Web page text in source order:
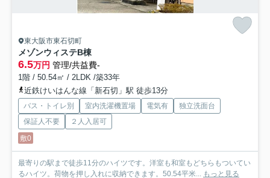
東大阪市東石切町
メゾンウィステB棟
6.5万円 管理/共益費-
1階 / 50.54㎡ / 2LDK /築33年
近鉄けいはんな線「新石切」駅 徒歩13分
バス・トイレ別 室内洗濯機置場 電気有
独立洗面台
保証人不要
２人入居可
敷0
最寄りの駅まで徒歩11分のハイツです。洋室も和室もどちらもついてい
るハイツ。荷物を押し入れに収納できます。50.54平米... もっと見る